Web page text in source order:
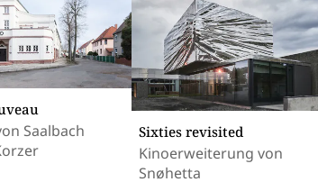
Saalbach
Sixties revisited
Kinoerweiterung von
Snøhetta